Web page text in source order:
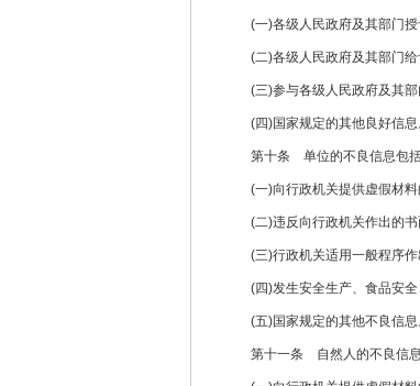
(一)各级人民政府及其部门授
(二)各级人民政府及其部门给
(三)参与各级人民政府及其部
(四)国家规定的其他良好信息
第十条 单位的不良信息包括
(一)向行政机关提供虚假材料
(二)违反向行政机关作出的书
(三)行政机关适用一般程序作
(四)发生安全生产、食品安全
(五)国家规定的其他不良信息
第十一条 自然人的不良信息